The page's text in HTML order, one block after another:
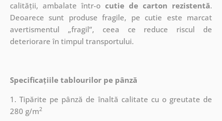
calității, ambalate într-o cutie de carton rezistentă.
Deoarece sunt produse fragile, pe cutie este marcat
avertismentul „fragil”, ceea ce reduce riscul de
deteriorare în timpul transportului.
Specificațiile tablourilor pe pânză
1. Tipărite pe pânză de înaltă calitate cu o greutate de
280 g/m2